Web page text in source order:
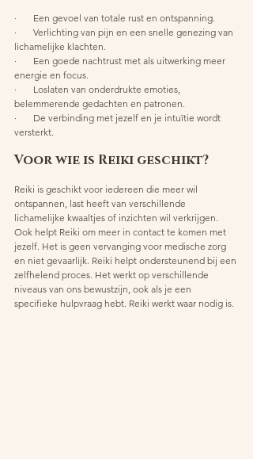
·       Een gevoel van totale rust en ontspanning.
·       Verlichting van pijn en een snelle genezing van
lichamelijke klachten.
·       Een goede nachtrust met als uitwerking meer
energie en focus.
·       Loslaten van onderdrukte emoties,
belemmerende gedachten en patronen.
·       De verbinding met jezelf en je intuïtie wordt
versterkt.
Voor wie is Reiki geschikt?
Reiki is geschikt voor iedereen die meer wil
ontspannen, last heeft van verschillende
lichamelijke kwaaltjes of inzichten wil verkrijgen.
Ook helpt Reiki om meer in contact te komen met
jezelf. Het is geen vervanging voor medische zorg
en niet gevaarlijk. Reiki helpt ondersteunend bij een
zelfhelend proces. Het werkt op verschillende
niveaus van ons bewustzijn, ook als je een
specifieke hulpvraag hebt. Reiki werkt waar nodig is.